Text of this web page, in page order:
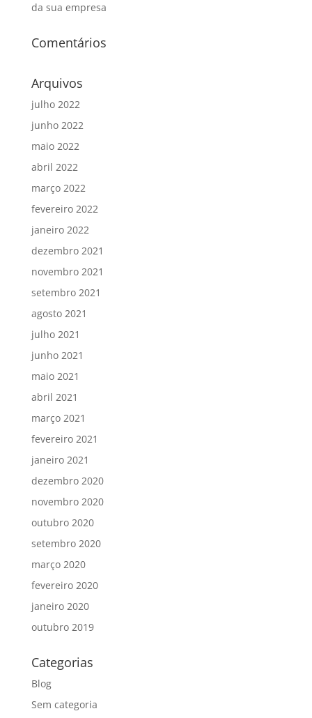
da sua empresa
Comentários
Arquivos
julho 2022
junho 2022
maio 2022
abril 2022
março 2022
fevereiro 2022
janeiro 2022
dezembro 2021
novembro 2021
setembro 2021
agosto 2021
julho 2021
junho 2021
maio 2021
abril 2021
março 2021
fevereiro 2021
janeiro 2021
dezembro 2020
novembro 2020
outubro 2020
setembro 2020
março 2020
fevereiro 2020
janeiro 2020
outubro 2019
Categorias
Blog
Sem categoria